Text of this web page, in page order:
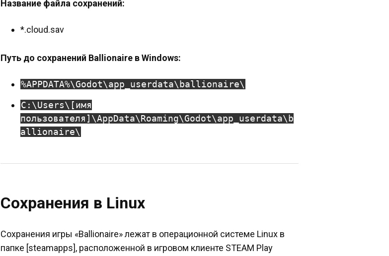
Название файла сохранений:
*.cloud.sav
Путь до сохранений Ballionaire в Windows:
%APPDATA%\Godot\app_userdata\ballionaire\
C:\Users\[имя
пользователя]\AppData\Roaming\Godot\app_userdata\b
allionaire\
Сохранения в Linux
Сохранения игры «Ballionaire» лежат в операционной системе Linux в
папке [steamapps], расположенной в игровом клиенте STEAM Play